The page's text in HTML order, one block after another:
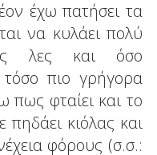
έχω πατήσει τα
να κυλάει πολύ
λες και όσο
τόσο πιο γρήγορα
πως φταίει και το
κιόλας και
φόρους (σ.σ.: